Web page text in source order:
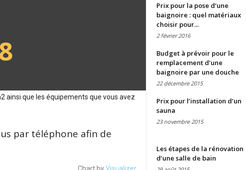
ainsi que les équipements que vous avez
par téléphone afin de
Chart byVisualizer
Prix pour la pose d’une
baignoire : quel matériaux
choisir pour...
2 février 2016
Budget à prévoir pour le
remplacement d’une
baignoire par une douche
22 décembre 2015
Prix pour l’installation d’un
sauna
23 novembre 2015
Les étapes de la rénovation
d’une salle de bain